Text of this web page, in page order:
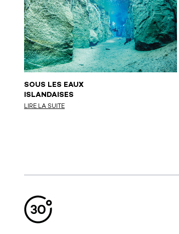
SOUS LES EAUX
ISLANDAISES
LIRE LA SUITE